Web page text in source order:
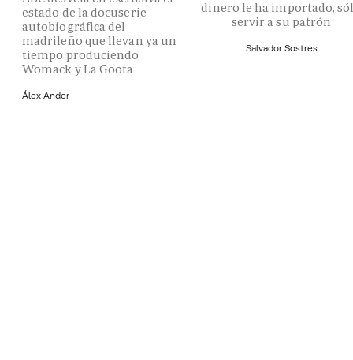
estado de la docuserie
autobiográfica del
madrileño que llevan ya un
tiempo produciendo
Womack y La Goota
Álex Ander
dinero le ha importado,
servir a su patrón
Salvador Sostres